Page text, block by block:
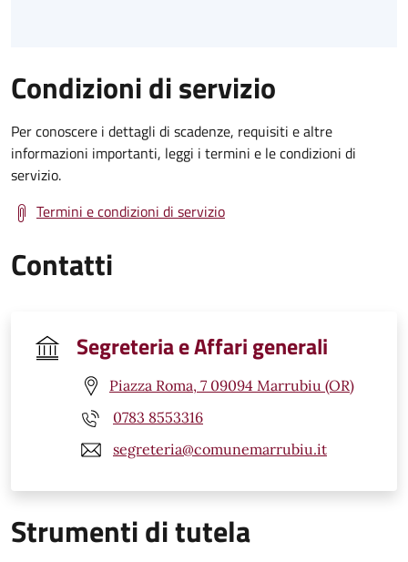
Condizioni di servizio
Per conoscere i dettagli di scadenze, requisiti e altre
informazioni importanti, leggi i termini e le condizioni di
servizio.
Termini e condizioni di servizio
Contatti
Segreteria e Affari generali
Piazza Roma, 7 09094 Marrubiu (OR)
0783 8553316
segreteria@comunemarrubiu.it
Strumenti di tutela